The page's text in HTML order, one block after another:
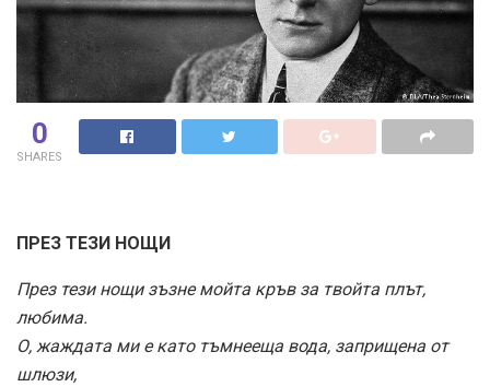
0
SHARES
ПРЕЗ ТЕЗИ НОЩИ
През тези нощи зъзне мойта кръв за твойта плът,
любима.
О, жаждата ми е като тъмнееща вода, заприщена от
шлюзи,